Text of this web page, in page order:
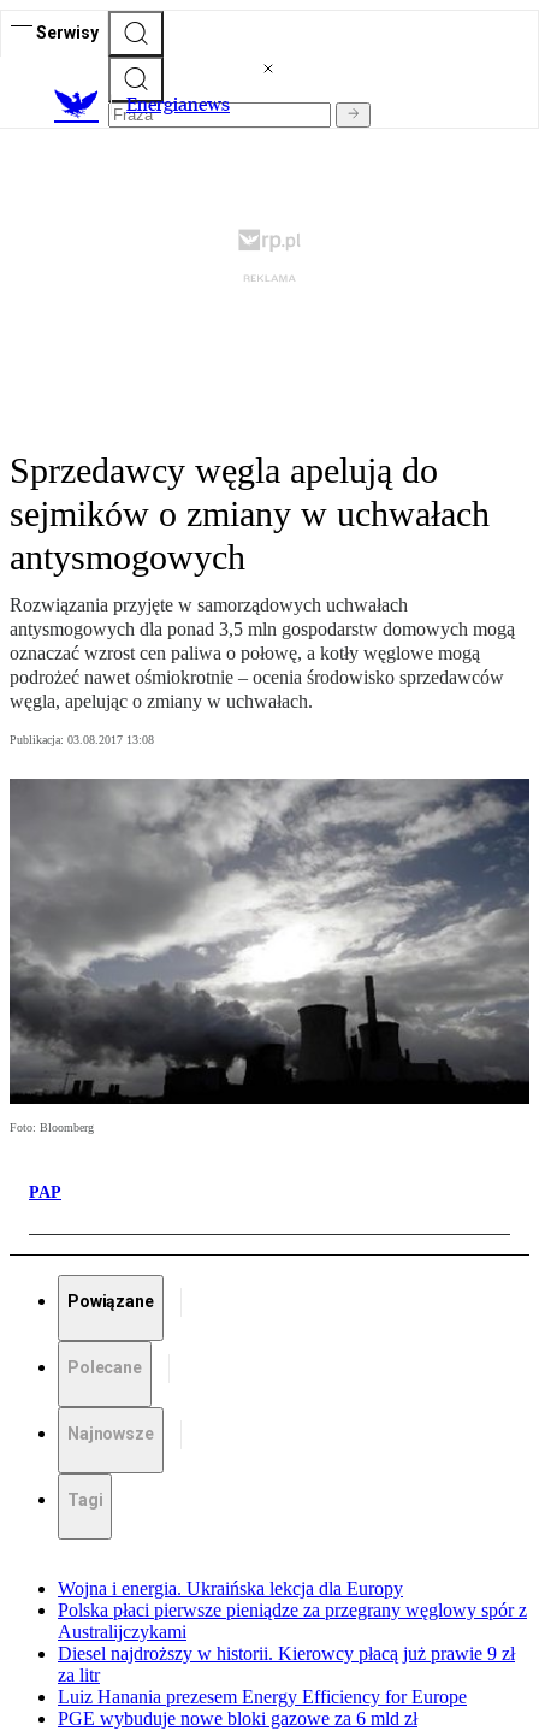
Serwisy
Energianews
Sprzedawcy węgla apelują do
sejmików o zmiany w uchwałach
antysmogowych
Rozwiązania przyjęte w samorządowych uchwałach
antysmogowych dla ponad 3,5 mln gospodarstw domowych mogą
oznaczać wzrost cen paliwa o połowę, a kotły węglowe mogą
podrożeć nawet ośmiokrotnie – ocenia środowisko sprzedawców
węgla, apelując o zmiany w uchwałach.
Publikacja: 03.08.2017 13:08
Foto: Bloomberg
PAP
Powiązane
Polecane
Najnowsze
Tagi
Wojna i energia. Ukraińska lekcja dla Europy
Polska płaci pierwsze pieniądze za przegrany węglowy spór z
Australijczykami
Diesel najdroższy w historii. Kierowcy płacą już prawie 9 zł
za litr
Luiz Hanania prezesem Energy Efficiency for Europe
PGE wybuduje nowe bloki gazowe za 6 mld zł